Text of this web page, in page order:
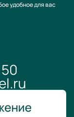
удобное для вас